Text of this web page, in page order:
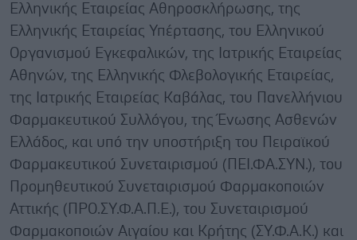
Ελληνικής Εταιρείας Αθηροσκλήρωσης, της
Ελληνικής Εταιρείας Υπέρτασης, του Ελληνικού
Οργανισμού Εγκεφαλικών, της Ιατρικής Εταιρείας
Αθηνών, της Ελληνικής Φλεβολογικής Εταιρείας,
της Ιατρικής Εταιρείας Καβάλας, του Πανελλήνιου
Φαρμακευτικού Συλλόγου, της Ένωσης Ασθενών
Ελλάδος, και υπό την υποστήριξη του Πειραϊκού
Φαρμακευτικού Συνεταιρισμού (ΠΕΙ.ΦΑ.ΣΥΝ.), του
Προμηθευτικού Συνεταιρισμού Φαρμακοποιών
Αττικής (ΠΡΟ.ΣΥ.Φ.Α.Π.Ε.), του Συνεταιρισμού
Φαρμακοποιών Αιγαίου και Κρήτης (ΣΥ.Φ.Α.Κ.) και